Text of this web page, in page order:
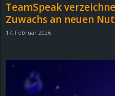
TeamSpeak
Zuwachs an neuen
17. Februar 2026